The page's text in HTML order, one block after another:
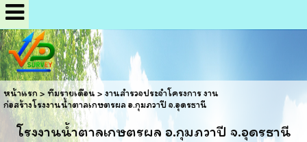
หน้าแรก> ทีมรายเดือน> งานสำรวจประจำโครงการ งาน
ก่อสร้างโรงงานน้ำตาลเกษตรผล อ.กุมภวาปี จ.อุดรธานี
โรงงานน้ำตาลเกษตรผล อ.กุมภวาปี จ.อุดรธานี